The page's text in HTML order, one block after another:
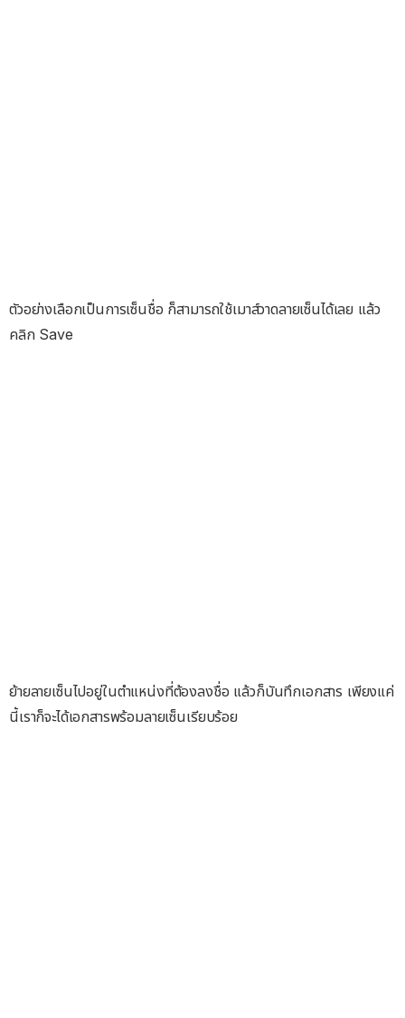
ตัวอย่างเลือกเป็นการเซ็นชื่อ ก็สามารถใช้เมาส์วาดลายเซ็นได้เลย แล้ว
คลิก Save
ย้ายลายเซ็นไปอยู่ในตำแหน่งที่ต้องลงชื่อ แล้วก็บันทึกเอกสาร เพียงแค่
นี้เราก็จะได้เอกสารพร้อมลายเซ็นเรียบร้อย